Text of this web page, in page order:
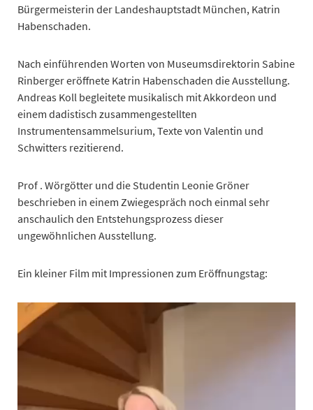
Bürgermeisterin der Landeshauptstadt München, Katrin
Habenschaden.
Nach einführenden Worten von Museumsdirektorin Sabine
Rinberger eröffnete Katrin Habenschaden die Ausstellung.
Andreas Koll begleitete musikalisch mit Akkordeon und
einem dadistisch zusammengestellten
Instrumentensammelsurium, Texte von Valentin und
Schwitters rezitierend.
Prof . Wörgötter und die Studentin Leonie Gröner
beschrieben in einem Zwiegespräch noch einmal sehr
anschaulich den Entstehungsprozess dieser
ungewöhnlichen Ausstellung.
Ein kleiner Film mit Impressionen zum Eröffnungstag: